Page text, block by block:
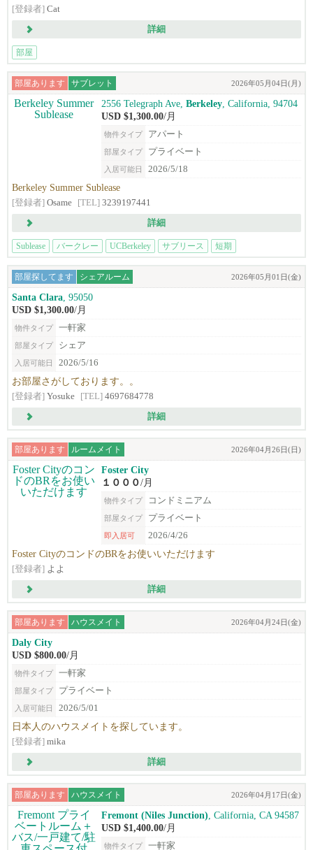
[登録者] Cat
詳細
部屋
部屋あります サブレット 2026年05月04日(月)
2556 Telegraph Ave, Berkeley , California, 94704
USD $1,300.00/月
物件タイプ アパート
部屋タイプ プライベート
入居可能日 2026/5/18
Berkeley Summer Sublease
[登録者] Osame [TEL] 3239197441
詳細
Sublease バークレー UCBerkeley サブリース 短期
部屋探してます シェアルーム 2026年05月01日(金)
Santa Clara , 95050
USD $1,300.00/月
物件タイプ 一軒家
部屋タイプ シェア
入居可能日 2026/5/16
お部屋さがしております。。
[登録者] Yosuke [TEL] 4697684778
詳細
部屋あります ルームメイト 2026年04月26日(日)
Foster City
１０００/月
物件タイプ コンドミニアム
部屋タイプ プライベート
即入居可 2026/4/26
Foster CityのコンドのBRをお使いいただけます
[登録者] よよ
詳細
部屋あります ハウスメイト 2026年04月24日(金)
Daly City
USD $800.00/月
物件タイプ 一軒家
部屋タイプ プライベート
入居可能日 2026/5/01
日本人のハウスメイトを探しています。
[登録者] mika
詳細
部屋あります ハウスメイト 2026年04月17日(金)
Fremont (Niles Junction) , California, CA 94587‎
USD $1,400.00/月
物件タイプ 一軒家